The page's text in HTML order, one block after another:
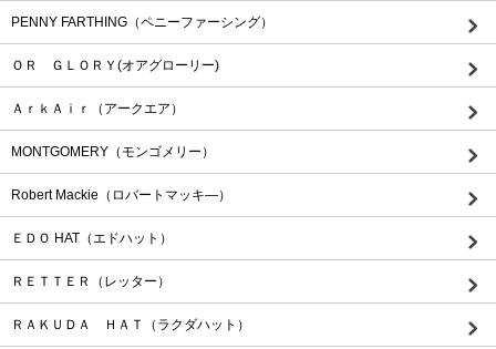
PENNY FARTHING（ペニーファーシング）
ＯＲ ＧＬＯＲＹ(オアグローリー)
ＡｒｋＡｉｒ（アークエア）
MONTGOMERY（モンゴメリー）
Robert Mackie（ロバートマッキ―）
ＥＤＯ HAT（エドハット）
ＲＥＴＴＥＲ（レッター）
ＲＡＫＵＤＡ ＨＡＴ（ラクダハット）